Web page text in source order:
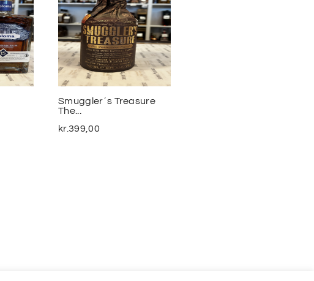
Smuggler´s Treasure
The...
kr.399,00